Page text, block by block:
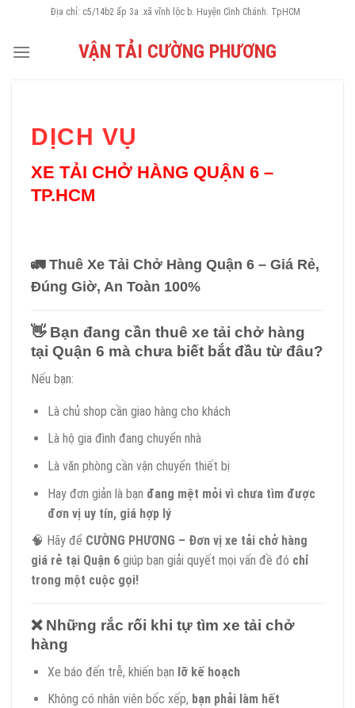
content
Địa chỉ: c5/14b2 ấp 3a .xã vĩnh lộc b. Huyện Cình Chánh. TpHCM
VẬN TẢI CƯỜNG PHƯƠNG
DỊCH VỤ
XE TẢI CHỞ HÀNG QUẬN 6 –
TP.HCM
🚛 Thuê Xe Tải Chở Hàng Quận 6 – Giá Rẻ,
Đúng Giờ, An Toàn 100%
👋 Bạn đang cần thuê xe tải chở hàng
tại Quận 6 mà chưa biết bắt đầu từ đâu?
Nếu bạn:
Là chủ shop cần giao hàng cho khách
Là hộ gia đình đang chuyển nhà
Là văn phòng cần vận chuyển thiết bị
Hay đơn giản là bạn đang mệt mỏi vì chưa tìm được
đơn vị uy tín, giá hợp lý
🧠 Hãy để CƯỜNG PHƯƠNG – Đơn vị xe tải chở hàng
giá rẻ tại Quận 6 giúp bạn giải quyết mọi vấn đề đó chỉ
trong một cuộc gọi!
❌ Những rắc rối khi tự tìm xe tải chở
hàng
Xe báo đến trễ, khiến bạn lỡ kế hoạch
Không có nhân viên bốc xếp, bạn phải làm hết